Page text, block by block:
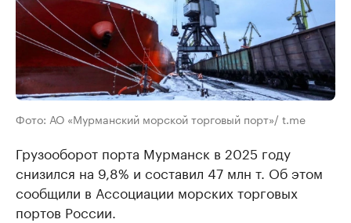
Фото: АО «Мурманский морской торговый порт»/ t.me
Грузооборот порта Мурманск в 2025 году
снизился на 9,8% и составил 47 млн т. Об этом
сообщили в Ассоциации морских торговых
портов России.